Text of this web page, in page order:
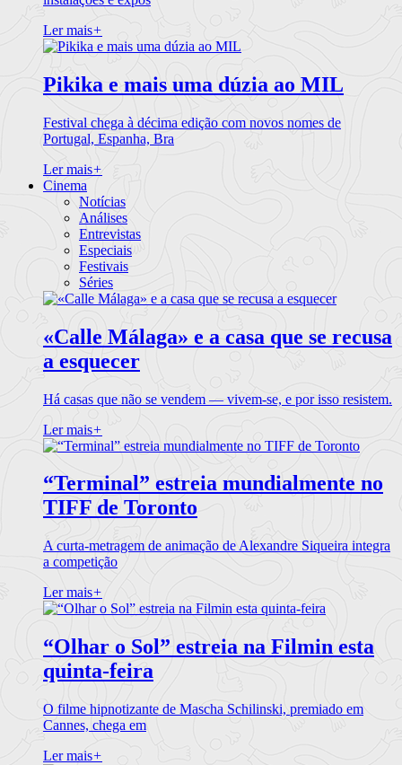
Ler mais+
Pikika e mais uma dúzia ao MIL
Festival chega à décima edição com novos nomes de
Portugal, Espanha, Bra
Ler mais+
Cinema
Notícias
Análises
Entrevistas
Especiais
Festivais
Séries
«Calle Málaga» e a casa que se recusa
a esquecer
Há casas que não se vendem — vivem-se, e por isso resistem.
Ler mais+
“Terminal” estreia mundialmente no
TIFF de Toronto
A curta-metragem de animação de Alexandre Siqueira integra
a competição
Ler mais+
“Olhar o Sol” estreia na Filmin esta
quinta-feira
O filme hipnotizante de Mascha Schilinski, premiado em
Cannes, chega em
Ler mais+